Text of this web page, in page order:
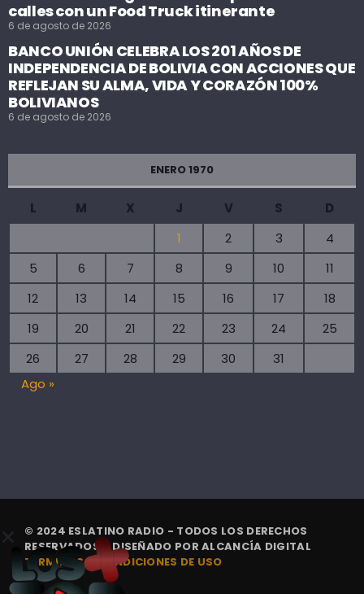
calles con un Food Truck itinerante
6 de agosto de 2026
BANCO UNIÓN CELEBRA LOS 201 AÑOS DE
INDEPENDENCIA DE BOLIVIA CON ACCIONES QUE
REFLEJAN SU ALMA, VIDA Y CORAZÓN 100%
BOLIVIANOS
6 de agosto de 2026
ENERO 1970
L M X J V S
D
1
2 3
4
5
6 7 8 9 10
11
12
13 14 15 16 17
18
19
20 21 22 23 24
25
26
27 28 29 30
31
Ago »
© 2024 ESLATINO RADIO - TODOS LOS DERECHOS
RESERVADOS. | DISEÑADO PORALCANCÍA DIGITAL
TÉRMINOS Y CONDICIONES DE USO